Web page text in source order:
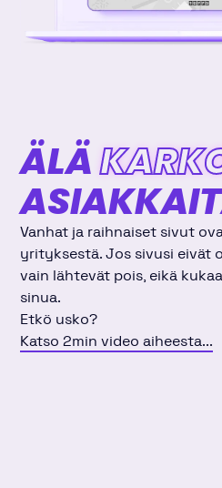
ÄLÄ
Vanhat ja raihnaiset sivut
yrityksestä. Jos sivusi eivät
vain lähtevät pois, eikä
sinua.
Etkö usko?
Katso 2min video aiheesta...